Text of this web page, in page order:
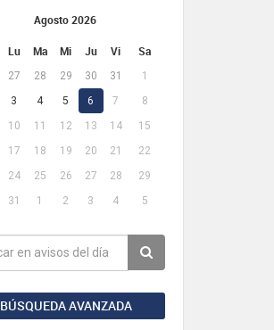
Agosto 2026
Lu Ma Mi Ju Vi Sa
27 28 29 30 31
1
3 4 5 6 7
8
10 11 12 13 14
15
17 18 19 20 21
22
24 25 26 27 28
29
31 1 2 3 4 5
BÚSQUEDA AVANZADA